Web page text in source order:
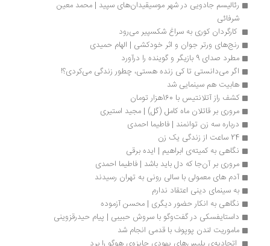
شرفائی
کارگردان کوری به سراغ شکسپیر می‌رود
رنج‌های ورتر جوان و اثر خودکشی | الهام حمیدی
مطرد صدای 9 بازیگر و گوینده را درآورد
اگر می‌دانستی تا کی زنده هستی، چطور زندگی می‌کردی؟!
هابیت هم سینمایی شد
کشف راز آتلانتیس با 160هزار تومان
مروری بر قاتلان ماه کامل (گل) | مجید استیری
درباره سه زن توانمند | فاطیما احمدی
24 ساعت از زندگی یک زن
نگاهی به کمیته‌ی ابراهیم | ایده برقی
مروری بر آن‌جا که دل باید باشد | فاطیما احمدی
آدم های معمولی با سالی رونی به تهران رسیدند
به سینمای دینی اعتقاد ندارم
نگاهی به انکار حضور دیگری | محسن آزموده
داستایفسکی در گفت‌وگو با سروش حبیبی | پیام حیدرقزوینی
ماموریت لندن پوپوف با قدمی انجام شد